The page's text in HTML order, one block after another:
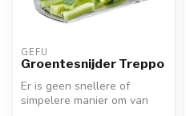
GEFU
Groentesnijder Treppo
Er is geen snellere of
simpelere manier om van